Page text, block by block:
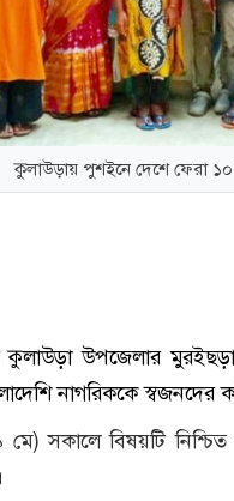
কুলাউড়ায় পুশইনে দেশে ফেরা ১০
কুলাউড়া উপজেলার
নাগরিককে স্বজনদের
সকালে বিষয়টি